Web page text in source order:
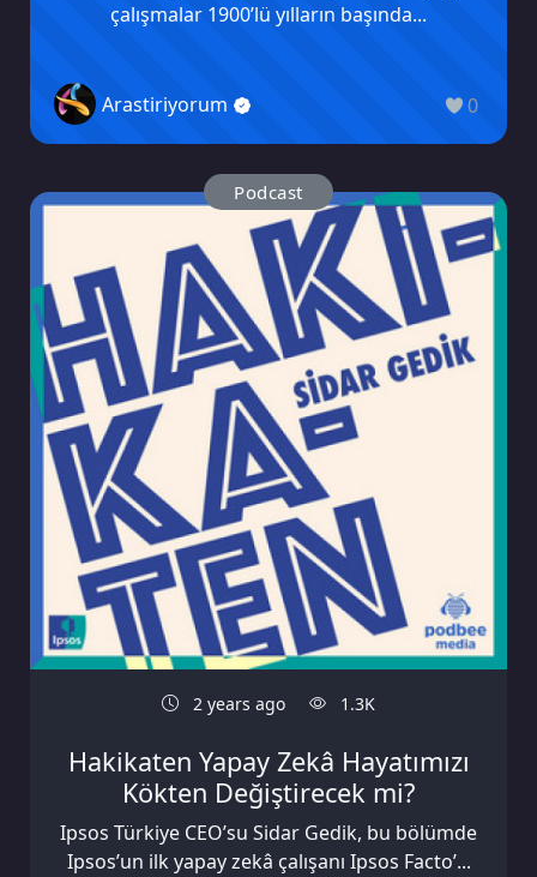
0
çalışmalar 1900’lü yılların başında...
Arastiriyorum
Podcast
2 years ago 1.3K
Hakikaten Yapay Zekâ Hayatımızı
Kökten Değiştirecek mi?
Ipsos Türkiye CEO’su Sidar Gedik, bu bölümde
Ipsos’un ilk yapay zekâ çalışanı Ipsos Facto’...